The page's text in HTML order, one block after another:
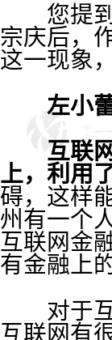
您提到
宗庆后，
这一现象
左小蕾
互联网
上，利用
碍，这样
州有一个
互联网金
有金融上
对于互
互联网有